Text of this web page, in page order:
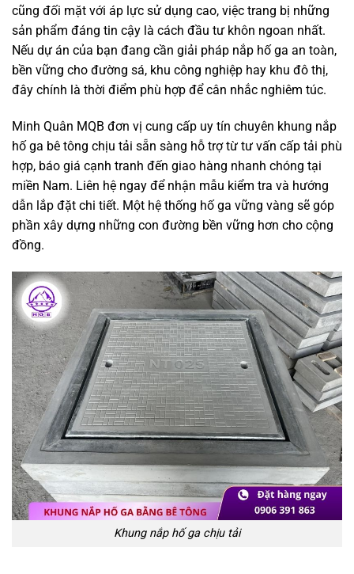
cũng đối mặt với áp lực sử dụng cao, việc trang bị những
sản phẩm đáng tin cậy là cách đầu tư khôn ngoan nhất.
Nếu dự án của bạn đang cần giải pháp nắp hố ga an toàn,
bền vững cho đường sá, khu công nghiệp hay khu đô thị,
đây chính là thời điểm phù hợp để cân nhắc nghiêm túc.
Minh Quân MQB đơn vị cung cấp uy tín chuyên khung nắp
hố ga bê tông chịu tải sẵn sàng hỗ trợ từ tư vấn cấp tải phù
hợp, báo giá cạnh tranh đến giao hàng nhanh chóng tại
miền Nam. Liên hệ ngay để nhận mẫu kiểm tra và hướng
dẫn lắp đặt chi tiết. Một hệ thống hố ga vững vàng sẽ góp
phần xây dựng những con đường bền vững hơn cho cộng
đồng.
Khung nắp hố ga chịu tải